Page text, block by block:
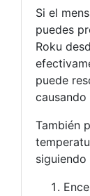
Si el
puedes
Roku
puede
También